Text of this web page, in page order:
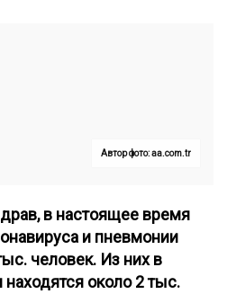
Автор фото: aa.com.tr
в настоящее время
и пневмонии
человек. Из них в
около 2 тыс.